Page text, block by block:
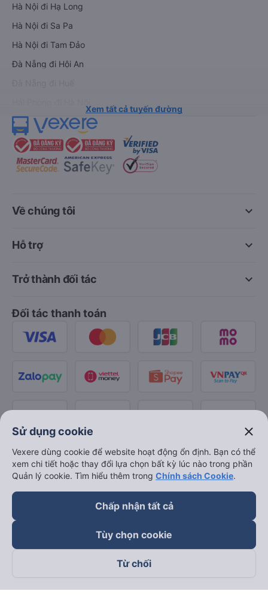
Hà Nội đi Hạ Long
Hà Nội đi Sa Pa
Hà Nội đi Tam Đảo
Đà Nẵng đi Hội An
Xem tất cả tuyến đường
keyboard_arrow_down
Về chúng tôi
keyboard_arrow_down
Hỗ trợ
keyboard_arrow_down
Trở thành đối tác
Đối tác thanh toán
Theo dõi chúng tôi trên
Sử dụng cookie close
Vexere dùng cookie để website hoạt động ổn định. Bạn có thể
xem chi tiết hoặc thay đổi lựa chọn bất kỳ lúc nào trong phần
Quản lý cookie. Tìm hiểu thêm trong Chính sách Cookie.
Chấp nhận tất cả
Tùy chọn cookie
Từ chối